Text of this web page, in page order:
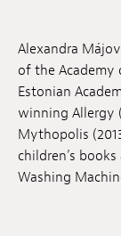
Einreichungen
Archives
Herunterladen
Alexandra
of the Academy
Estonian
winning Allergy
Mythopolis
children’s
Washing